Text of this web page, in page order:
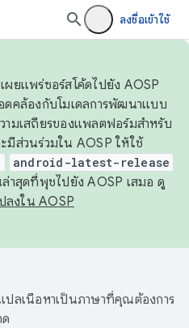
ลงชื่อเข้าใช้
ผยแพร่ซอร์สโค้ดไปยัง AOSP
ดคล้องกับโมเดลการพัฒนาแบบ
มเสถียรของแพลตฟอร์มสำหรับ
มีส่วนร่วมใน AOSP ให้ใช้
android-latest-release
าสุดที่พุชไปยัง AOSP เสมอ ดู
ลงใน AOSP
ปลเนื้อหาเป็นภาษาที่คุณต้องการ